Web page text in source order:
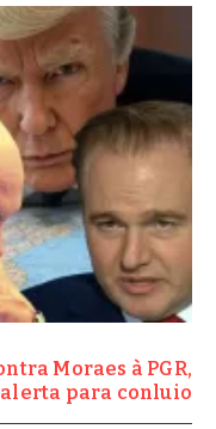
Moraes à PGR,
para conluio